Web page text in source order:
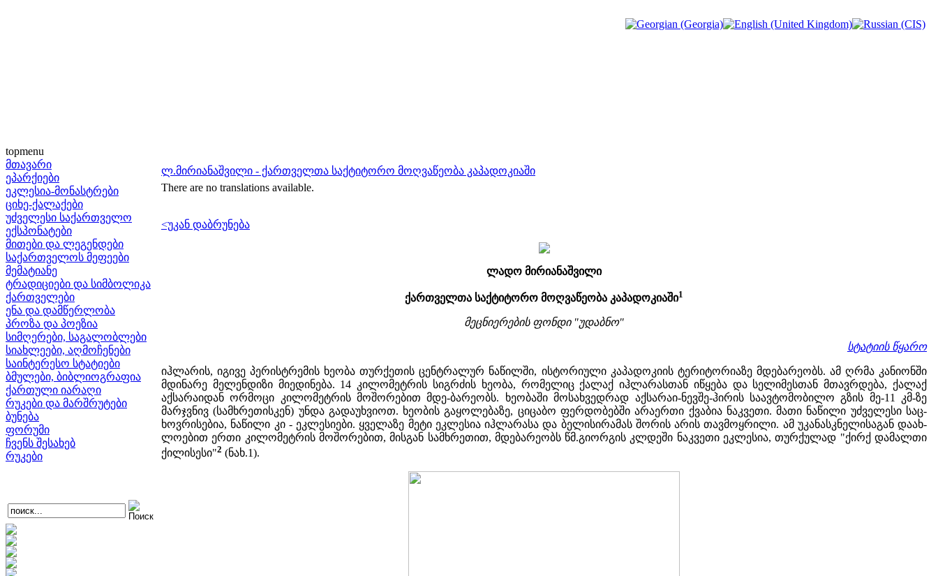
topmenu
მთავარი
ეპარქიები
ეკლესია-მონასტრები
ციხე-ქალაქები
უძველესი საქართველო
ექსპონატები
მითები და ლეგენდები
საქართველოს მეფეები
მემატიანე
ტრადიციები და სიმბოლიკა
ქართველები
ენა და დამწერლობა
პროზა და პოეზია
სიმღერები, საგალობლები
სიახლეები, აღმოჩენები
საინტერესო სტატიები
ბმულები, ბიბლიოგრაფია
ქართული იარაღი
რუკები და მარშრუტები
ბუნება
ფორუმი
ჩვენს შესახებ
რუკები
ლ.მირიანაშვილი - ქართველთა საქტიტორო მოღვაწეობა კაპადოკიაში
There are no translations available.
<უკან დაბრუნება
ლადო მირიანაშვილი
ქართველთა საქტიტორო მოღვაწეობა კაპადოკიაში1
მეცნიერების ფონდი "უდაბნო"
სტატიის წყარო
იჰლარის, იგივე პერისტრემის ხეობა თურქეთის ცენტრალურ ნაწილში, ისტორიული კაპადოკიის ტერიტორიაზე მდებარეობს. ამ ღრმა კანიონში
მდინარე მელენდიზი მიედინება. 14 კილომეტრის სიგრძის ხეობა, რომელიც ქალაქ იჰლარასთან იწყება და სელიმესთან მთავრდება, ქალაქ
აქსარაიდან ორმოცი კილომეტრის მოშორებით მდე-ბარეობს. ხეობაში მოსახვედრად აქსარაი-ნევშე-ჰირის საავტომობილო გზის მე-11 კმ-ზე
მარჯვნივ (სამხრეთისკენ) უნდა გადაუხვიოთ. ხეობის გაყოლებაზე, ციცაბო ფერდობებში არაერთი ქვაბია ნაკვეთი. მათი ნაწილი უძველესი საც-
ხოვრისებია, ნაწილი კი - ეკლესიები. ყველაზე მეტი ეკლესია იჰლარასა და ბელისირამას შორის არის თავმოყრილი. ამ უკანასკნელისაგან დაახ-
ლოებით ერთი კილომეტრის მოშორებით, მისგან სამხრეთით, მდებარეობს წმ.გიორგის კლდეში ნაკვეთი ეკლესია, თურქულად "ქირქ დამალთი
ქილისესი"2 (ნახ.1).